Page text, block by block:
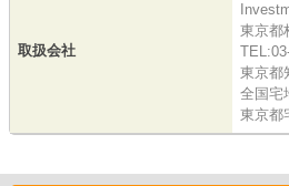
取扱会社
東京都
東京都
全国宅
東京都